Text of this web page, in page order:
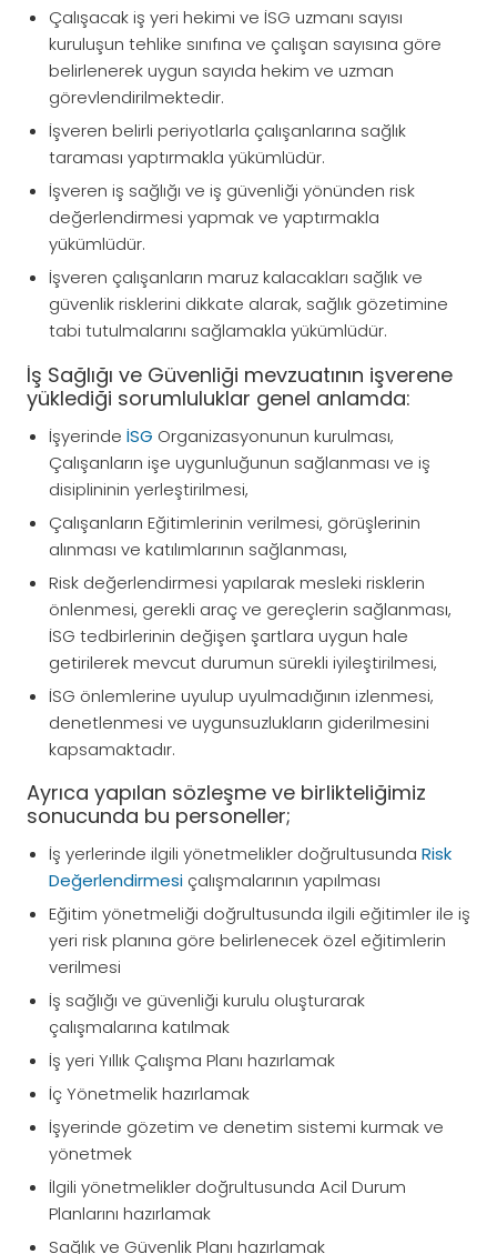
Çalışacak iş yeri hekimi ve İSG uzmanı sayısı
kuruluşun tehlike sınıfına ve çalışan sayısına göre
belirlenerek uygun sayıda hekim ve uzman
görevlendirilmektedir.
İşveren belirli periyotlarla çalışanlarına sağlık
taraması yaptırmakla yükümlüdür.
İşveren iş sağlığı ve iş güvenliği yönünden risk
değerlendirmesi yapmak ve yaptırmakla
yükümlüdür.
İşveren çalışanların maruz kalacakları sağlık ve
güvenlik risklerini dikkate alarak, sağlık gözetimine
tabi tutulmalarını sağlamakla yükümlüdür.
İş Sağlığı ve Güvenliği mevzuatının işverene
yüklediği sorumluluklar genel anlamda:
İşyerinde İSG Organizasyonunun kurulması,
Çalışanların işe uygunluğunun sağlanması ve iş
disiplininin yerleştirilmesi,
Çalışanların Eğitimlerinin verilmesi, görüşlerinin
alınması ve katılımlarının sağlanması,
Risk değerlendirmesi yapılarak mesleki risklerin
önlenmesi, gerekli araç ve gereçlerin sağlanması,
İSG tedbirlerinin değişen şartlara uygun hale
getirilerek mevcut durumun sürekli iyileştirilmesi,
İSG önlemlerine uyulup uyulmadığının izlenmesi,
denetlenmesi ve uygunsuzlukların giderilmesini
kapsamaktadır.
Ayrıca yapılan sözleşme ve birlikteliğimiz
sonucunda bu personeller;
İş yerlerinde ilgili yönetmelikler doğrultusunda Risk
Değerlendirmesi çalışmalarının yapılması
Eğitim yönetmeliği doğrultusunda ilgili eğitimler ile iş
yeri risk planına göre belirlenecek özel eğitimlerin
verilmesi
İş sağlığı ve güvenliği kurulu oluşturarak
çalışmalarına katılmak
İş yeri Yıllık Çalışma Planı hazırlamak
İç Yönetmelik hazırlamak
İşyerinde gözetim ve denetim sistemi kurmak ve
yönetmek
İlgili yönetmelikler doğrultusunda Acil Durum
Planlarını hazırlamak
Sağlık ve Güvenlik Planı hazırlamak